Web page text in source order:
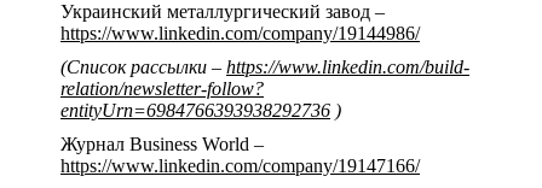
Украинский металлургический завод –
https://www.linkedin.com/company/19144986/
(Список рассылки – https://www.linkedin.com/build-
relation/newsletter-follow?
entityUrn=6984766393938292736 )
Журнал Business World –
https://www.linkedin.com/company/19147166/